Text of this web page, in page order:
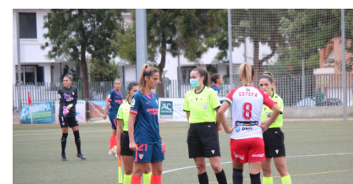
El Sevilla FC plantea ampliar hasta cinco fichajes
más antes del cierre
Djibril Sow pone rumbo a Italia para firmar su nuevo
contrato con el Genoa
Kochorashvili, seria opción para reforzar el centro
del campo sevillista
Sow muy cerca de cerrar su traspaso al Genoa